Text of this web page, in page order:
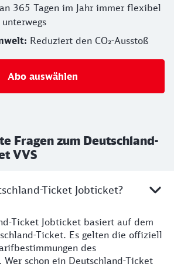
365 Tagen im Jahr immer flexibel
Reduziert den CO₂-Ausstoß
Abo auswählen
Fragen zum Deutschland-
VVS
Ticket Jobticket?
Ticket Jobticket basiert auf dem
Ticket. Es gelten die offiziell
des
Wer schon ein Deutschland-Ticket